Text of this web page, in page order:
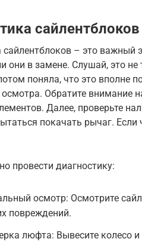
сайлентблоков
сайлентблоков – это важный
они в замене. Слушай, это
поняла, что это вполне
осмотра. Обратите внимание
Далее, проверьте
покачать рычаг. Если
провести диагностику:
осмотр: Осмотрите
повреждений.
люфта: Вывесите колесо и